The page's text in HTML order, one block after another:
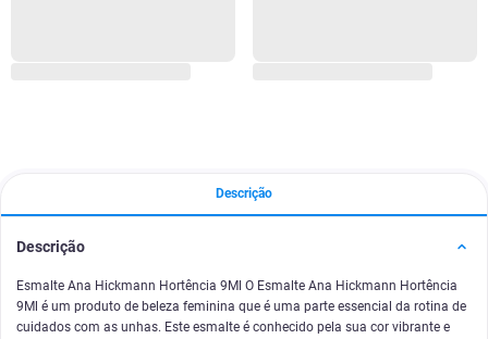
Descrição
Descrição
Esmalte Ana Hickmann Hortência 9Ml O Esmalte Ana Hickmann Hortência
9Ml é um produto de beleza feminina que é uma parte essencial da rotina de
cuidados com as unhas. Este esmalte é conhecido pela sua cor vibrante e